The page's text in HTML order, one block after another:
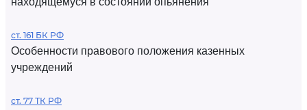
ст. 161 БК РФ
Особенности правового положения казенных
учреждений
ст. 77 ТК РФ